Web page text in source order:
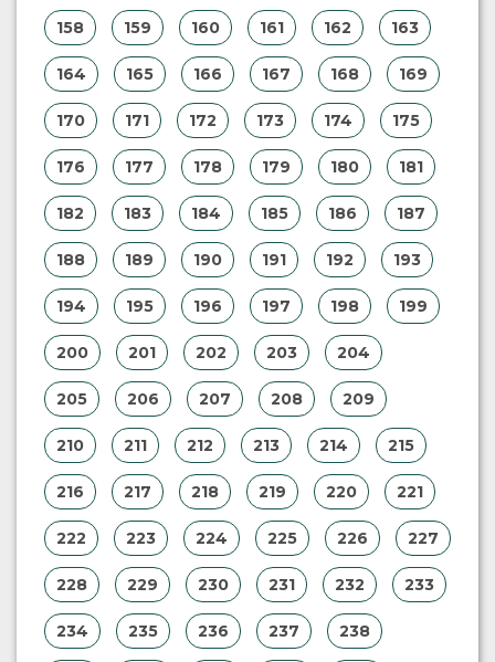
158 159 160 161 162 163
164 165 166 167 168 169
170 171 172 173 174 175
176 177 178 179 180 181
182 183 184 185 186 187
188 189 190 191 192 193
194 195 196 197 198 199
200 201 202 203 204
205 206 207 208 209
210 211 212 213 214 215
216 217 218 219 220 221
222 223 224 225 226 227
228 229 230 231 232 233
234 235 236 237 238